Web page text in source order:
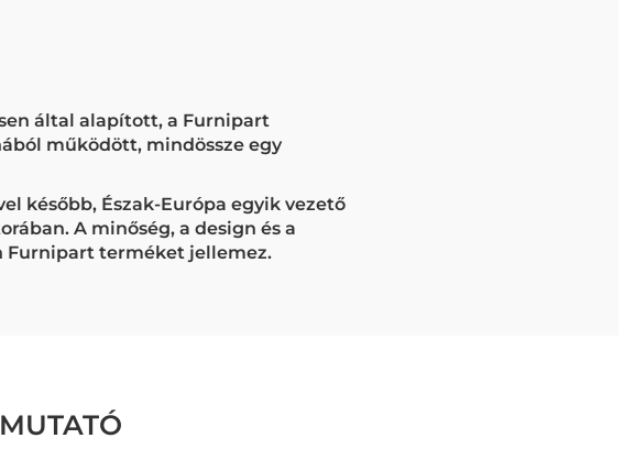
által alapított, a Furnipart
működött, mindössze egy
később, Észak-Európa egyik vezető
A minőség, a design és a
terméket jellemez.